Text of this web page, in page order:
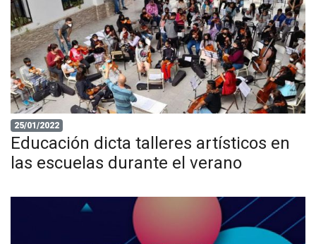
25/01/2022
Educación dicta talleres artísticos en
las escuelas durante el verano